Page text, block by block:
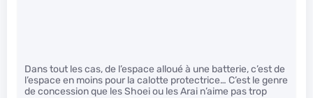
Dans tout les cas, de l’espace alloué à une batterie, c’est de
l’espace en moins pour la calotte protectrice… C’est le genre
de concession que les Shoei ou les Arai n’aime pas trop